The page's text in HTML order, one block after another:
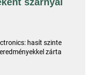
hasít szinte
zárta